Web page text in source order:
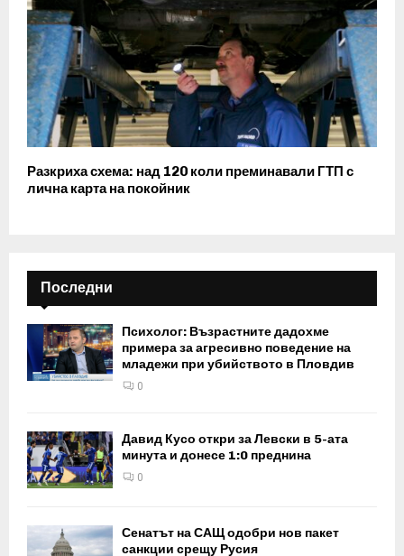
Разкриха схема: над 120 коли преминавали ГТП с
лична карта на покойник
Последни
Психолог: Възрастните дадохме
примера за агресивно поведение на
младежи при убийството в Пловдив
0
Давид Кусо откри за Левски в 5-ата
минута и донесе 1:0 преднина
0
Сенатът на САЩ одобри нов пакет
санкции срещу Русия